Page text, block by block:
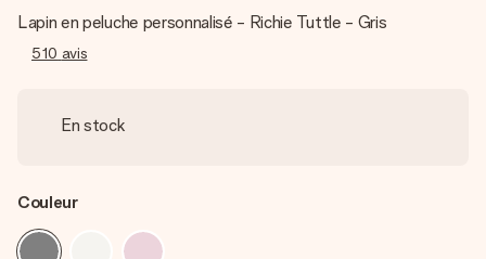
Lapin en peluche personnalisé - Richie Tuttle - Gris
510 avis
En stock
Couleur